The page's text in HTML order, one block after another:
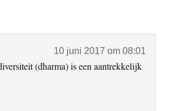
10 juni 2017 om 08:01
(dharma) is een aantrekkelijk